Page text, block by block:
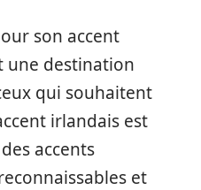
son accent
une destination
qui souhaitent
irlandais est
accents
et